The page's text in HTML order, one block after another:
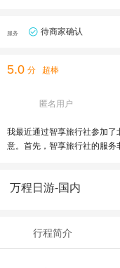
服务 待商家确认
5.0 分 超棒
匿名用户
我最近通过智享旅行社参加
意。首先，智享旅行社的服
比。展馆内的设施设备先进
讲解生动有趣，听得非常过瘾。 特别要提到的是，智享旅行社安排的整个行
万程日游-国内
行程简介